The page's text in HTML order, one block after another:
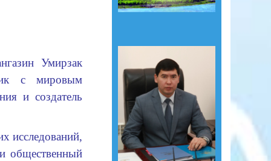
Умирзак
с мировым
и создатель
исследований,
общественный